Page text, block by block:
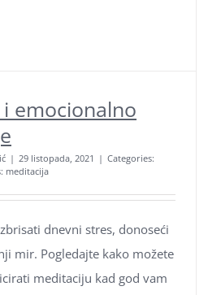
emocionalno
| 29 listopada, 2021 | Categories:
meditacija
dnevni stres, donoseći
mir. Pogledajte kako možete
meditaciju kad god vam